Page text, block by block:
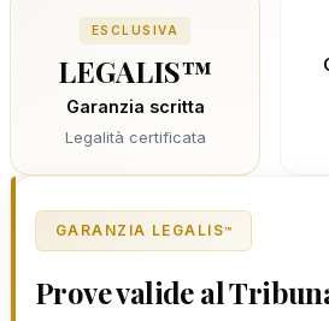
ESCLUSIVA
LEGALIS™
Garanzia scritta
Legalità certificata
GARANZIA LEGALIS™
Prove valide al